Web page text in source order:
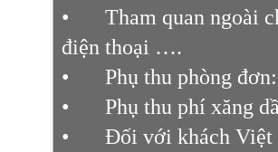
•
Tham quan ngoài
điện thoại ….
•
Phụ thu phòng
•
Phụ thu phí xăng
•
Đối với khách Việt